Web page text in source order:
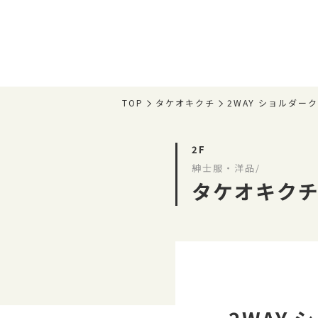
TOP タケオキクチ 2WAY ショルダー
2F
紳士服・洋品/
タケオキク